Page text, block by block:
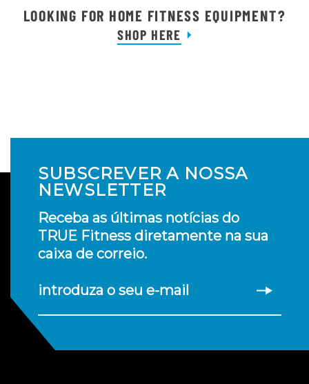
LOOKING FOR HOME FITNESS EQUIPMENT?
SHOP HERE
SUBSCREVER A NOSSA
NEWSLETTER
Receba as últimas notícias do
TRUE Fitness diretamente na sua
caixa de correio.
introduza o seu e-mail